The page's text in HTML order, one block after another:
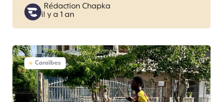
Posted
by
Rédaction Chapka
il y a 1 an
Caraïbes